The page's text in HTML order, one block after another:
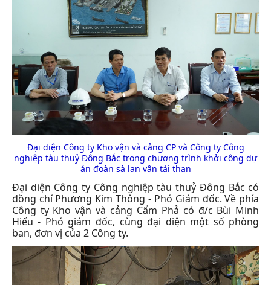
Đại diện Công ty Kho vận và cảng CP và Công ty Công
nghiệp tàu thuỷ Đông Bắc trong chương trình khởi công dự
án đoàn sà lan vận tải than
Đại diện Công ty Công nghiệp tàu thuỷ Đông Bắc có
đồng chí Phương Kim Thông - Phó Giám đốc. Về phía
Công ty Kho vận và cảng Cẩm Phả có đ/c Bùi Minh
Hiếu - Phó giám đốc, cùng đại diện một số phòng
ban, đơn vị của 2 Công ty.